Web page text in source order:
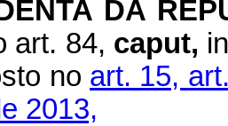
DA
art. 84, caput,
no art. 15,
2013,